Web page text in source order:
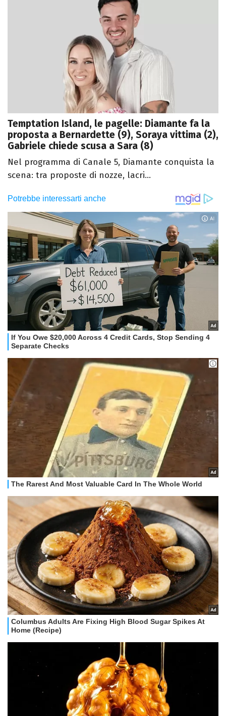
Temptation Island, le pagelle: Diamante fa la
proposta a Bernardette (9), Soraya vittima (2),
Gabriele chiede scusa a Sara (8)
Nel programma di Canale 5, Diamante conquista la
scena: tra proposte di nozze, lacri...